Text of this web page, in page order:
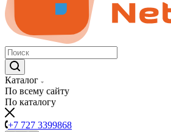
Каталог
По всему сайту
По каталогу
+7 727 3399868